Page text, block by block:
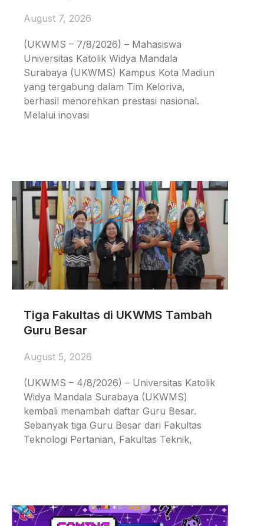
August 7, 2026
(UKWMS – 7/8/2026) – Mahasiswa
Universitas Katolik Widya Mandala
Surabaya (UKWMS) Kampus Kota Madiun
yang tergabung dalam Tim Keloriva,
berhasil menorehkan prestasi nasional.
Melalui inovasi
Tiga Fakultas di UKWMS Tambah
Guru Besar
August 5, 2026
(UKWMS – 4/8/2026) – Universitas Katolik
Widya Mandala Surabaya (UKWMS)
kembali menambah daftar Guru Besar.
Sebanyak tiga Guru Besar dari Fakultas
Teknologi Pertanian, Fakultas Teknik,